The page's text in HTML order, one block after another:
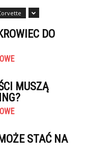
DO
MUSZĄ
STAĆ NA